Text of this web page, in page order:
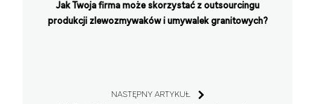
Jak Twoja firma może skorzystać z outsourcingu
produkcji zlewozmywaków i umywalek granitowych?
NASTĘPNY ARTYKUŁ